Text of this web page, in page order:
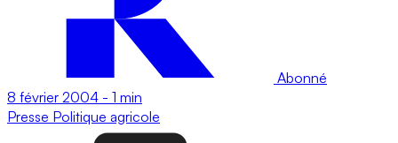
Abonné
8 février 2004 - 1 min
Presse Politique agricole